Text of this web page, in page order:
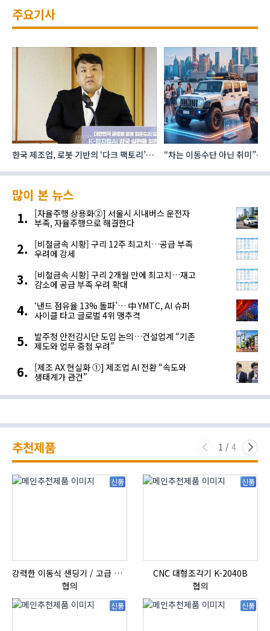
주요기사
“차는 이동수단 아닌 취미”… 中 1조 위안
건설·인테리어 최신 트렌드
많이 본 뉴스
[자율주행 상용화②] 서울시 시내버스 운전자
부족, 자율주행으로 해결한다
[비철금속 시황] 구리 12주 최고치…공급 부족
우려에 강세
[비철금속 시황] 구리 2개월 만에 최고치…재고
감소에 공급 부족 우려 확대
‘낸드 점유율 13% 돌파’… 中 YMTC, AI 슈퍼
사이클 타고 글로벌 4위 맹추격
발주청 안전감시단 도입 논의…건설업계 “기존
제도와 업무 중첩 우려”
[제조 AX 현실화 ①] 제조업 AI 전환 “속도와
생태계가 관건”
추천제품 1 / 4
신품
강력한 이동식 샌딩기 / 고급 이태리 IBIX샌드블라스터
협의
신품
CNC 대형조각기 K-2040B
협의
신품 신품